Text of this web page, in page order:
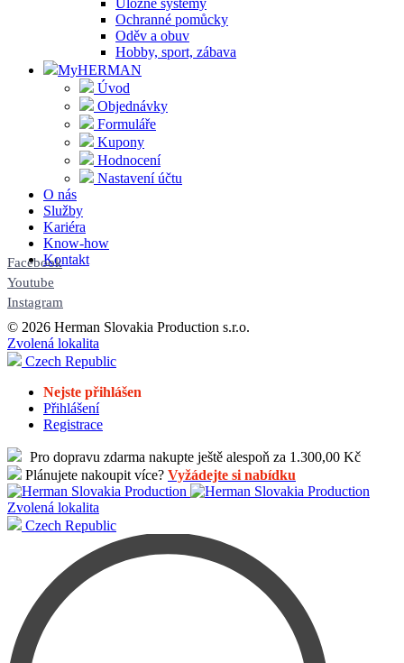
Ochranné pomůcky
Oděv a obuv
Hobby, sport, zábava
MyHERMAN
Úvod
Objednávky
Formuláře
Kupony
Hodnocení
Nastavení účtu
O nás
Služby
Kariéra
Know-how
Kontakt
Facebook
Youtube
Instagram
© 2026 Herman Slovakia Production s.r.o.
Zvolená lokalita
Czech Republic
Nejste přihlášen
Přihlášení
Registrace
Pro dopravu zdarma nakupte ještě alespoň za 1.300,00 Kč
Plánujete nakoupit více? Vyžádejte si nabídku
Zvolená lokalita
Czech Republic